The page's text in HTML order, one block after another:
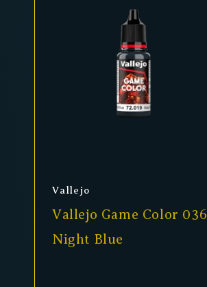
Anbieter:
Vallejo
Vallejo Game Color 036
Night Blue